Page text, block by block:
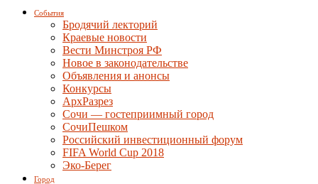
События
Бродячий лекторий
Краевые новости
Вести Минстроя РФ
Новое в законодательстве
Объявления и анонсы
Конкурсы
АрхРазрез
Сочи — гостеприимный город
СочиПешком
Российский инвестиционный форум
FIFA World Cup 2018
Эко-Берег
Город